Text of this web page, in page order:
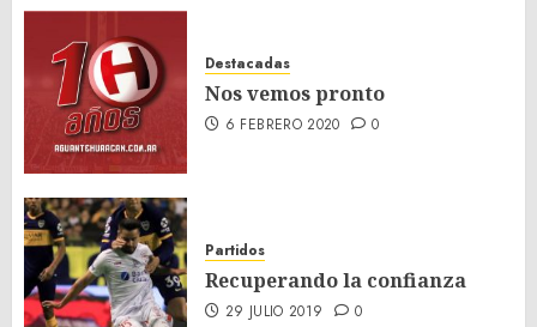
Destacadas
Nos vemos pronto
6 FEBRERO 2020 0
Partidos
Recuperando la confianza
29 JULIO 2019 0